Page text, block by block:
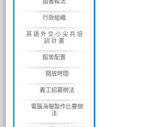
圖書館法
行政組織
英 語 外 交 小 尖 兵 培
訓 計 畫
館舍配置
開放時間
義工招募辦法
電腦海報製作比賽辦
法